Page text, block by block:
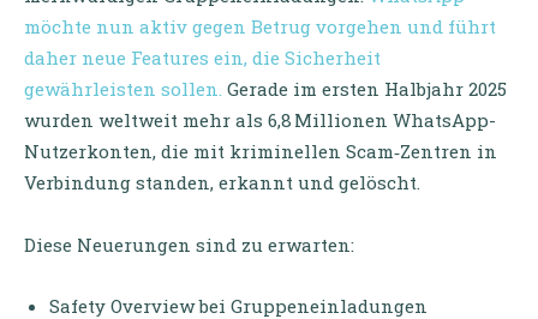
möchte nun aktiv gegen Betrug vorgehen und führt
daher neue Features ein, die Sicherheit
gewährleisten sollen. Gerade im ersten Halbjahr 2025
wurden weltweit mehr als 6,8 Millionen WhatsApp-
Nutzerkonten, die mit kriminellen Scam‑Zentren in
Verbindung standen, erkannt und gelöscht.
Diese Neuerungen sind zu erwarten:
Safety Overview bei Gruppeneinladungen